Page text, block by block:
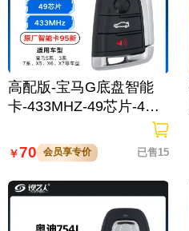
高配版-宝马G底盘智能
卡-433MHZ-49芯片-4键-
新】
￥70 会员享专价 已售15